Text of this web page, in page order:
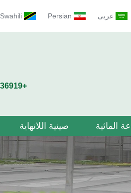
عربى Persian
Swahili
+86-18026536919
المائية صينية اللانهاية